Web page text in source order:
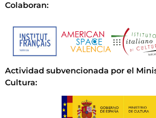
Colaboran:
Actividad subvencionada por el
Cultura: